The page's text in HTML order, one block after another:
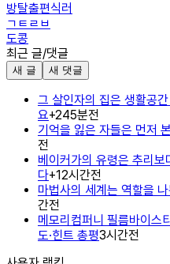
방탈출편식러
ㄱㅌㄹㅂ
도콩
최근 글/댓글
새 글 새 댓글
그 살인자의 집은 생활공
요+245분전
기억을 잃은 자들은 먼저
전
베이커가의 유령은 추리
다+12시간전
마법사의 세계는 역할을
간전
메모리컴퍼니 필름바이스
도·힌트 총평3시간전